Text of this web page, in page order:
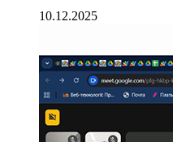
10.12.2025